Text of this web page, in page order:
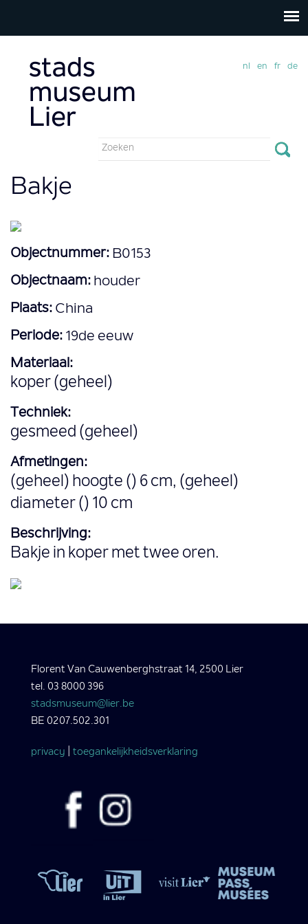
Zoekveld
nl en fr de
Bakje
Objectnummer: B0153
Objectnaam: houder
Plaats: China
Periode: 19de eeuw
Materiaal:
koper (geheel)
Techniek:
gesmeed (geheel)
Afmetingen:
(geheel) hoogte () 6 cm, (geheel)
diameter () 10 cm
Beschrijving:
Bakje in koper met twee oren.
Florent Van Cauwenberghstraat 14, 2500 Lier
tel. 03 8000 396
stadsmuseum@lier.be
BE 0207.502.301
privacy toegankelijkheidsverklaring